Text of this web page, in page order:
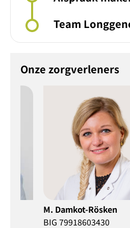
Team
Onze zorgverleners
H.J. Schoppers
BIG